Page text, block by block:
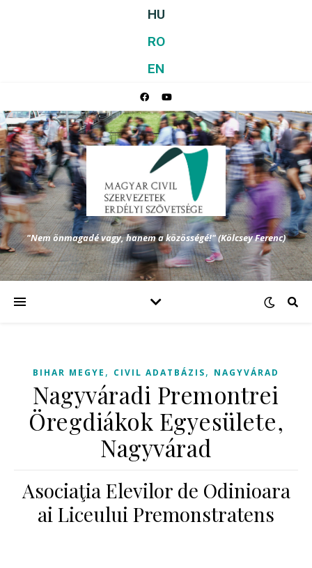
HU
RO
EN
"Nem önmagadé vagy, hanem a közösségé!" (Kölcsey Ferenc)
BIHAR MEGYE , CIVIL ADATBÁZIS, NAGYVÁRAD
Nagyváradi Premontrei
Öregdiákok Egyesülete,
Nagyvárad
Asociaţia Elevilor de Odinioara
ai Liceului Premonstratens